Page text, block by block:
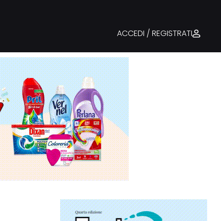
ACCEDI / REGISTRATI